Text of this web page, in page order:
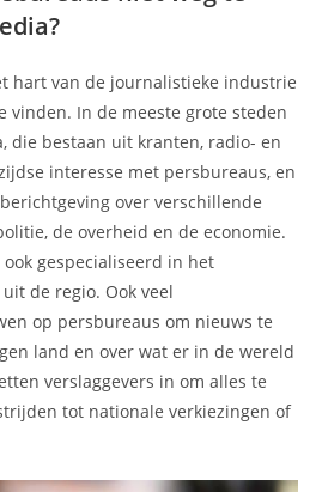
hart van de journalistieke industrie
vinden. In de meeste grote steden
die bestaan uit kranten, radio- en
interesse met persbureaus, en
over verschillende
de overheid en de economie.
gespecialiseerd in het
de regio. Ook veel
op persbureaus om nieuws te
land en over wat er in de wereld
verslaggevers in om alles te
tot nationale verkiezingen of